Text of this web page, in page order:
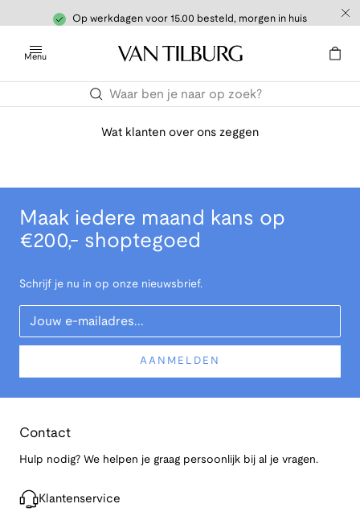
Op werkdagen voor 15.00 besteld, morgen in huis
Menu
Wat klanten over ons zeggen
Maak iedere maand kans op
€200,- shoptegoed
Schrijf je nu in op onze nieuwsbrief.
Your Email
AANMELDEN
Contact
Hulp nodig? We helpen je graag persoonlijk bij al je vragen.
Klantenservice